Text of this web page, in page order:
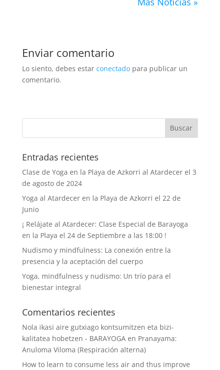
Enviar comentario
Lo siento, debes estar conectadopara publicar un
comentario.
Entradas recientes
Clase de Yoga en la Playa de Azkorri al Atardecer el 3
de agosto de 2024
Yoga al Atardecer en la Playa de Azkorri el 22 de
Junio
¡ Relájate al Atardecer: Clase Especial de Barayoga
en la Playa el 24 de Septiembre a las 18:00 !
Nudismo y mindfulness: La conexión entre la
presencia y la aceptación del cuerpo
Yoga, mindfulness y nudismo: Un trío para el
bienestar integral
Comentarios recientes
Nola ikasi aire gutxiago kontsumitzen eta bizi-
kalitatea hobetzen - BARAYOGAen Pranayama:
Anuloma Viloma (Respiración alterna)
How to learn to consume less air and thus improve